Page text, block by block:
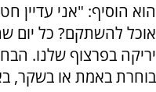
הוא הוסיף: "אני עדיין
אוכל להשתקם? כל יום
יריקה בפרצוף שלנו.
בוחרת באמת או בשקר,